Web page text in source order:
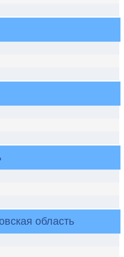
область